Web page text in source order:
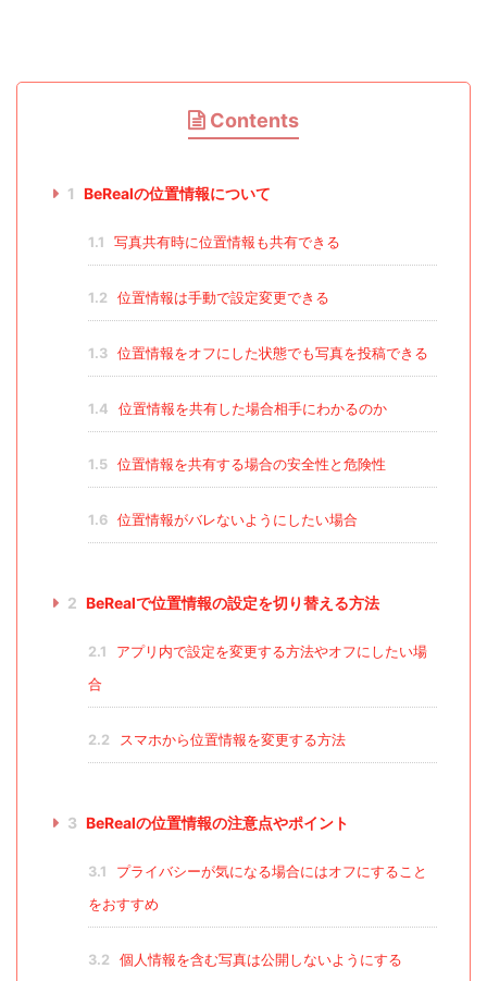
Contents
1 BeRealの位置情報について
1.1 写真共有時に位置情報も共有できる
1.2 位置情報は手動で設定変更できる
1.3 位置情報をオフにした状態でも写真を投稿できる
1.4 位置情報を共有した場合相手にわかるのか
1.5 位置情報を共有する場合の安全性と危険性
1.6 位置情報がバレないようにしたい場合
2 BeRealで位置情報の設定を切り替える方法
2.1
アプリ内で設定を変更する方法やオフにしたい場
合
2.2 スマホから位置情報を変更する方法
3 BeRealの位置情報の注意点やポイント
3.1
プライバシーが気になる場合にはオフにすること
をおすすめ
3.2 個人情報を含む写真は公開しないようにする